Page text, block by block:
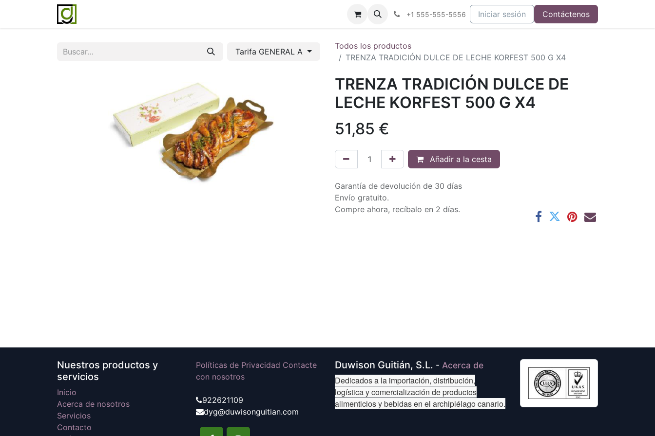
Blog Contáctenos
+1 555-555-5556 Iniciar sesión Contáctenos
Tarifa GENERAL A
Todos los productos
TRENZA TRADICIÓN DULCE DE LECHE KORFEST 500 G X4
TRENZA TRADICIÓN DULCE DE
LECHE KORFEST 500 G X4
51,85 €
Añadir a la cesta
Garantía de devolución de 30 días
Envío gratuito.
Compre ahora, recíbalo en 2 días.
Nuestros productos y
servicios
Inicio
Acerca de nosotros
Servicios
Contacto
Políticas de Privacidad Contacte
con nosotros
922621109
dyg@duwisonguitian.com
Duwison Guitián, S.L. - Acerca de
Dedicados a la importación, distribución,
logística y comercialización de productos
alimenticios y bebidas en el archipiélago canario.